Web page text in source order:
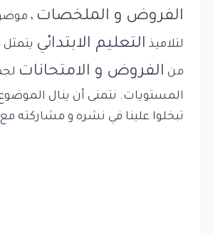
الفروض و الملخصات ،
لتلاميذ التعليم الابتدائي
من الفروض و الامتحانات
المستويات. نتمنى أن ينال
تبخلوا علينا في نشره و مشاركته